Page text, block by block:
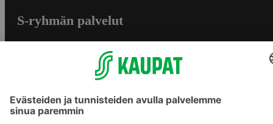
S-ryhmän palvelut
Yhteishyvä Ruoka -sovellus
S-ostoslista -sovellus
Prisma.fi